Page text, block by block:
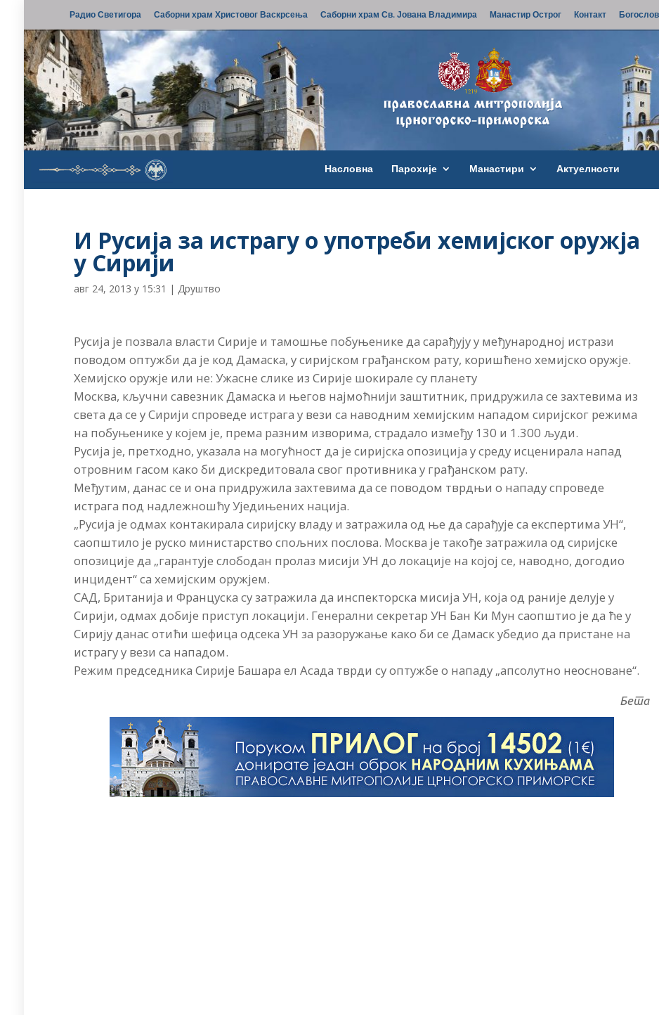
Радио Светигора Саборни храм Христовог Васкрсења Саборни храм Св. Јована Владимира Манастир Острог Контакт
Насловна Парохије Манастири Актуелности
И Русија за истрагу о употреби хемијског оружја
у Сирији
авг 24, 2013 у 15:31 |Друштво
Русија је позвала власти Сирије и тамошње побуњенике да сарађују у међународној истрази
поводом оптужби да је код Дамаска, у сиријском грађанском рату, коришћено хемијско оружје.
Хемијско оружје или не: Ужасне слике из Сирије шокирале су планету
Москва, кључни савезник Дамаска и његов најмоћнији заштитник, придружила се захтевима из
света да се у Сирији спроведе истрага у вези са наводним хемијским нападом сиријског режима
на побуњенике у којем је, према разним изворима, страдало између 130 и 1.300 људи.
Русија је, претходно, указала на могућност да је сиријска опозиција у среду исценирала напад
отровним гасом како би дискредитовала свог противника у грађанском рату.
Међутим, данас се и она придружила захтевима да се поводом тврдњи о нападу спроведе
истрага под надлежношћу Уједињених нација.
„Русија је одмах контакирала сиријску владу и затражила од ње да сарађује са експертима УН“,
саопштило је руско министарство спољних послова. Москва је такође затражила од сиријске
опозиције да „гарантује слободан пролаз мисији УН до локације на којој се, наводно, догодио
инцидент“ са хемијским оружјем.
САД, Британија и Француска су затражила да инспекторска мисија УН, која од раније делује у
Сирији, одмах добије приступ локацији. Генерални секретар УН Бан Ки Мун саопштио је да ће у
Сирију данас отићи шефица одсека УН за разоружање како би се Дамаск убедио да пристане на
истрагу у вези са нападом.
Режим председника Сирије Башара ел Асада тврди су оптужбе о нападу „апсолутно неосноване“.
Бета